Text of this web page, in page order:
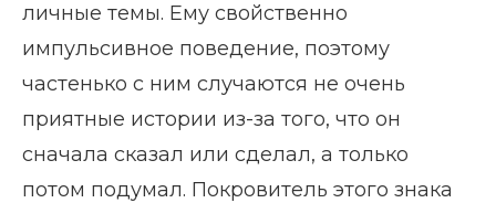
личные темы. Ему свойственно
импульсивное поведение, поэтому
частенько с ним случаются не очень
приятные истории из-за того, что он
сначала сказал или сделал, а только
потом подумал. Покровитель этого знака